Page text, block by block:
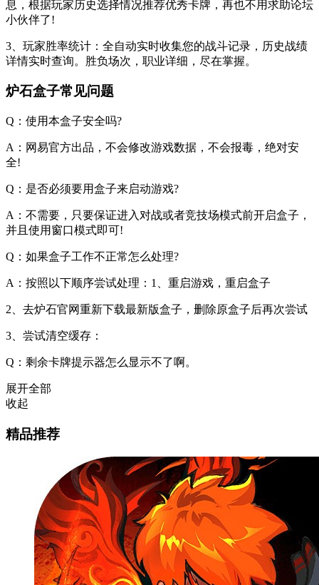
息，根据玩家历史选择情况推荐优秀卡牌，再也不用求助论坛
小伙伴了!
3、玩家胜率统计：全自动实时收集您的战斗记录，历史战绩
详情实时查询。胜负场次，职业详细，尽在掌握。
炉石盒子常见问题
Q：使用本盒子安全吗?
A：网易官方出品，不会修改游戏数据，不会报毒，绝对安
全!
Q：是否必须要用盒子来启动游戏?
A：不需要，只要保证进入对战或者竞技场模式前开启盒子，
并且使用窗口模式即可!
Q：如果盒子工作不正常怎么处理?
A：按照以下顺序尝试处理：1、重启游戏，重启盒子
2、去炉石官网重新下载最新版盒子，删除原盒子后再次尝试
3、尝试清空缓存：
Q：剩余卡牌提示器怎么显示不了啊。
展开全部
收起
精品推荐